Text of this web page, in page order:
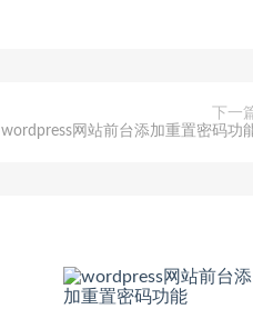
下一
wordpress网站前台添加重置密码功